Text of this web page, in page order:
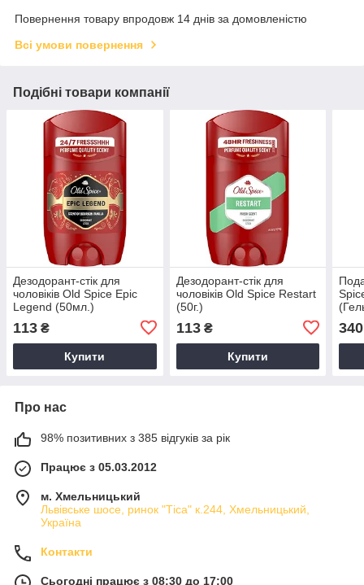
Повернення товару впродовж 14 днів за домовленістю
Всі умови повернення
Подібні товари компанії
Дезодорант-стік для
чоловіків Old Spice Epic
Legend (50мл.)
113 ₴
Купити
Дезодорант-стік для
чоловіків Old Spice Restart
(50г.)
113₴
Купити
340
Про нас
98% позитивних з 385 відгуків за рік
Працює з 05.03.2012
м. Хмельницький
Львівське шосе, ринок "Тіса" к.244, Хмельницький,
Україна
Контакти
Сьогодні працює з 08:30 до 17:00